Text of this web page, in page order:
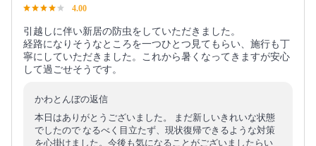
4.00
引越しに伴い新居の防虫をしていただきました。
経路になりそうなところを一つひとつ見てもらい、施行も丁
寧にしていただきました。これから暑くなってきますが安心
して過ごせそうです。
かわとんぼの返信
本日はありがとうございました。 まだ新しいきれいな状態
でしたので なるべく目立たず、現状復帰できるような対策
を心掛けました。今後も気になることがございましたらい